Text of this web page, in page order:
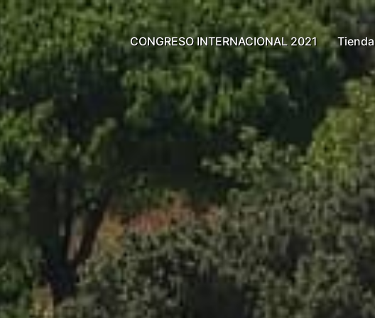
CONGRESO INTERNACIONAL 2021 Tienda